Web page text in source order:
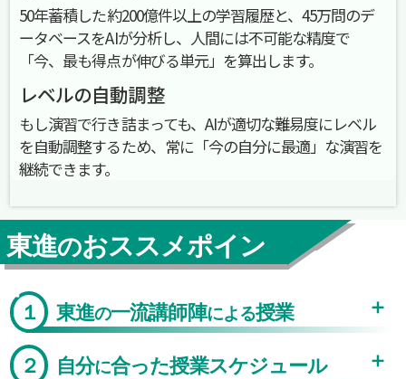
50年蓄積した約200億件以上の学習履歴と、45万問のデ
ータベースをAIが分析し、人間には不可能な精度で
「今、最も得点が伸びる単元」を算出します。
レベルの自動調整
もし演習で行き詰まっても、AIが適切な難易度にレベル
を自動調整するため、常に「今の自分に最適」な演習を
継続できます。
東進のおススメポイン
ト
１ 東進の一流講師陣による授業
２ 自分に合った授業スケジュール